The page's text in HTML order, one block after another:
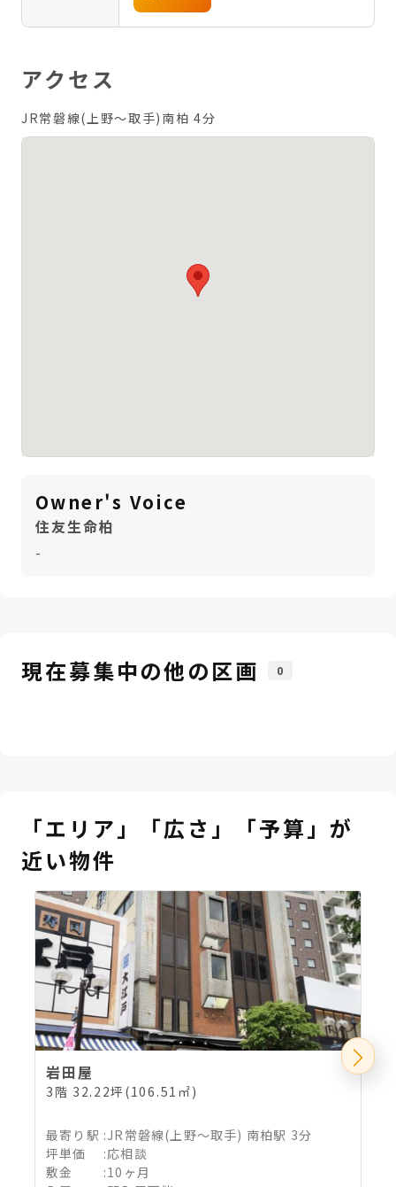
アクセス
JR常磐線(上野～取手)南柏 4分
Owner's Voice
住友生命柏
-
現在募集中の他の区画 0
「エリア」「広さ」「予算」が
近い物件
岩田屋
3階 32.22坪(106.51㎡)
最寄り駅 :JR常磐線(上野～取手) 南柏駅 3分
坪単価
:応相談
敷金
:10ヶ月